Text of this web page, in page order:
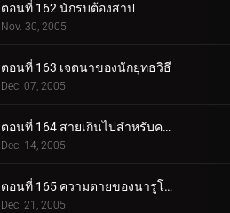
ตอนที่ 162 นักรบต้องสาป
Nov. 30, 2005
ตอนที่ 163 เจตนาของนักยุทธวิธี
Dec. 07, 2005
ตอนที่ 164 สายเกินไปสำหรับความช่วยเหลือ
Dec. 14, 2005
ตอนที่ 165 ความตายของนารูโตะ
Dec. 21, 2005